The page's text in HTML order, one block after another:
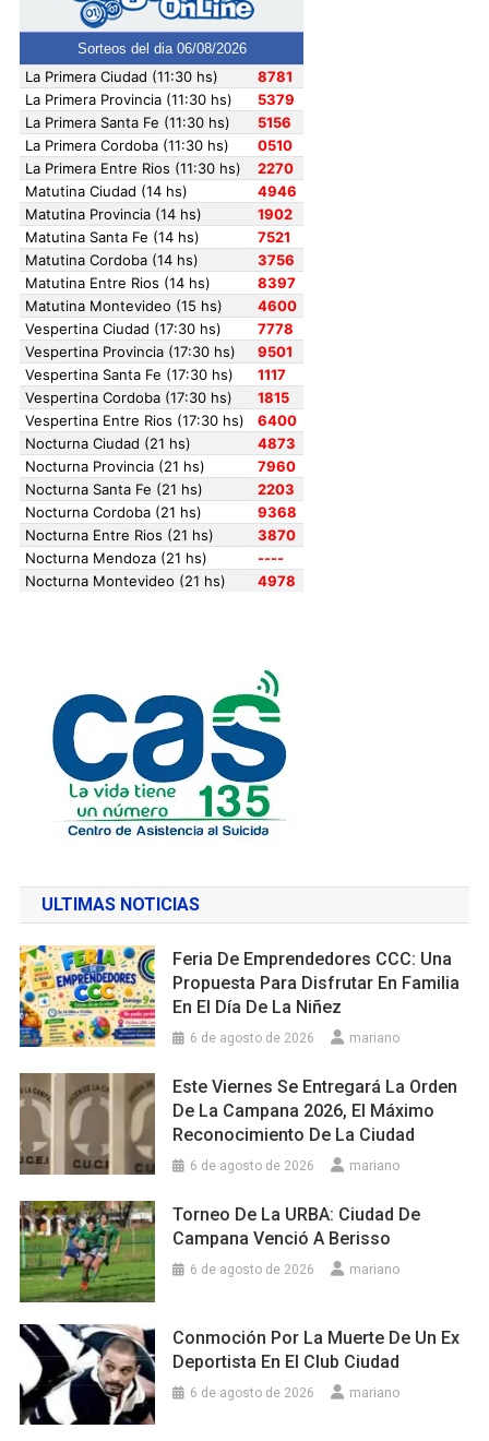
ULTIMAS NOTICIAS
Feria De Emprendedores CCC: Una
Propuesta Para Disfrutar En Familia
En El Día De La Niñez
6 de agosto de 2026 mariano
Este Viernes Se Entregará La Orden
De La Campana 2026, El Máximo
Reconocimiento De La Ciudad
6 de agosto de 2026 mariano
Torneo De La URBA: Ciudad De
Campana Venció A Berisso
6 de agosto de 2026 mariano
Conmoción Por La Muerte De Un Ex
Deportista En El Club Ciudad
6 de agosto de 2026 mariano